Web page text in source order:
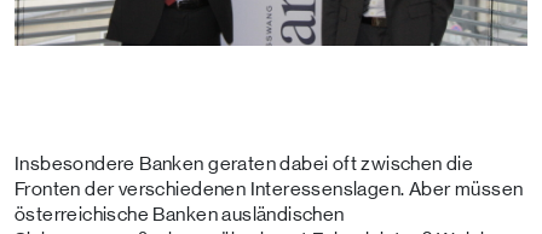
Insbesondere Banken geraten dabei oft zwischen die
Fronten der verschiedenen Interessenslagen. Aber müssen
österreichische Banken ausländischen